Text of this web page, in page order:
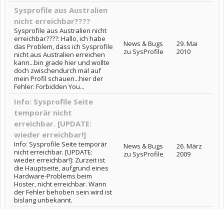
Sysprofile aus Australien
nicht erreichbar????
Sysprofile aus Australien nicht
erreichbar????: Hallo, ich habe
das Problem, dass ich Sysprofile
nicht aus Australien erreichen
kann...bin grade hier und wollte
doch zwischendurch mal auf
mein Profil schauen...hier der
Fehler: Forbidden You...
News & Bugs
zu SysProfile
29. Mai
2010
Info: Sysprofile Seite
temporär nicht
erreichbar. [UPDATE:
wieder erreichbar!]
Info: Sysprofile Seite temporär
nicht erreichbar. [UPDATE:
wieder erreichbar!]: Zurzeit ist
die Hauptseite, aufgrund eines
Hardware-Problems beim
Hoster, nicht erreichbar. Wann
der Fehler behoben sein wird ist
bislang unbekannt.
News & Bugs
zu SysProfile
26. März
2009